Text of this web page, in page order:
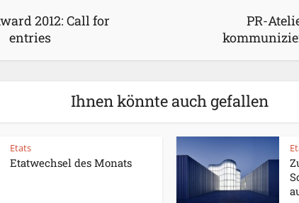
2012: Call for
entries
PR-
Ihnen könnte auch gefallen
Etats
Etatwechsel des Monats